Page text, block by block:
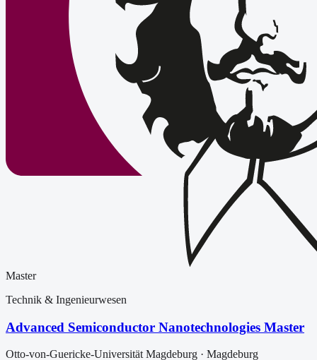
Master
Technik & Ingenieurwesen
Advanced Semiconductor Nanotechnologies Master
Otto-von-Guericke-Universität Magdeburg · Magdeburg